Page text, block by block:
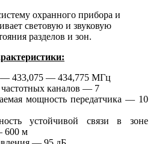
охранного прибора и
световую и звуковую
разделов и зон.
— 433,075 — 434,775 МГц
каналов — 7
мощность передатчика — 10
устойчивой связи в зоне
600 м